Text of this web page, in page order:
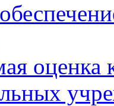
оценка